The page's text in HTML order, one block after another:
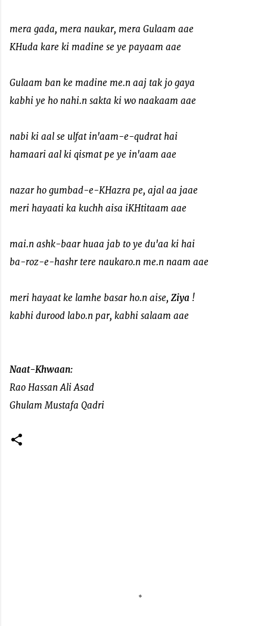
mera gada, mera naukar, mera Gulaam aae
KHuda kare ki madine se ye payaam aae
Gulaam ban ke madine me.n aaj tak jo gaya
kabhi ye ho nahi.n sakta ki wo naakaam aae
nabi ki aal se ulfat in'aam-e-qudrat hai
hamaari aal ki qismat pe ye in'aam aae
nazar ho gumbad-e-KHazra pe, ajal aa jaae
meri hayaati ka kuchh aisa iKHtitaam aae
mai.n ashk-baar huaa jab to ye du'aa ki hai
ba-roz-e-hashr tere naukaro.n me.n naam aae
meri hayaat ke lamhe basar ho.n aise,Ziya !
kabhi durood labo.n par, kabhi salaam aae
Naat-Khwaan:
Rao Hassan Ali Asad
Ghulam Mustafa Qadri